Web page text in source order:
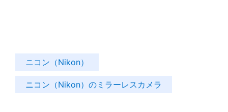
ニコン（Nikon）
ニコン（Nikon）のミラーレスカメラ